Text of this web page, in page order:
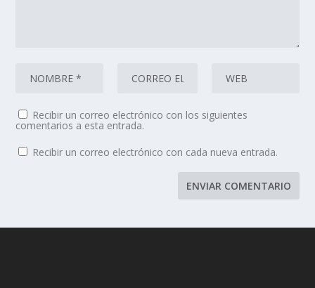
Recibir un correo electrónico con los siguientes
comentarios a esta entrada.
Recibir un correo electrónico con cada nueva entrada.